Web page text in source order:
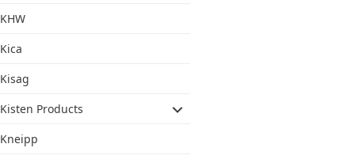
KHW
Kica
Kisag
Kisten Products
Kneipp